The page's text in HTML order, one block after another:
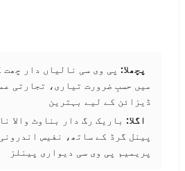
پچھلا: پی وی سی نالیاں دار چھت
میں حسبِ ضرورت تیاری، تجارتی
ڈیزائن کے لیے بہترین
اگلا: باریک رگ دار بناوٹ والا
پینل گرڈ کے ساتھ، نفیس
پریمیم پی وی سی دیواری پینلز